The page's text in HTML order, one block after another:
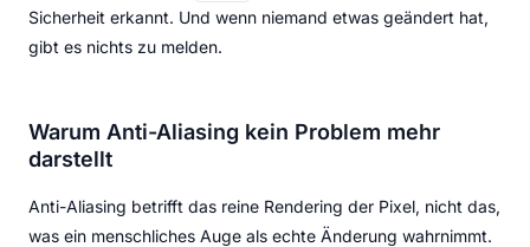
Sicherheit erkannt. Und wenn niemand etwas geändert hat,
gibt es nichts zu melden.
Warum Anti-Aliasing kein Problem mehr
darstellt
Anti-Aliasing betrifft das reine Rendering der Pixel, nicht das,
was ein menschliches Auge als echte Änderung wahrnimmt.